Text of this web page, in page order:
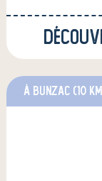
à Bunzac (10